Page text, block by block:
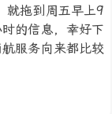
就拖到周五早上9
的信息，幸好下
服务向来都比较